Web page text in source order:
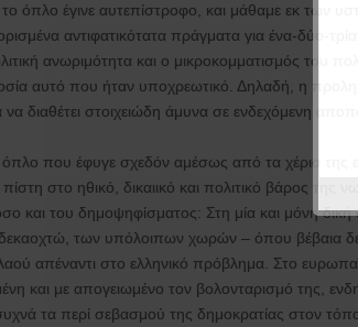
όπλο έγινε αυτεπίστροφο, και μάθαμε εκ των
αντιφατικότατα πράγματα για ένα-δύο-
ανωριμότητα και ο μικροκομματισμός του
αυτό που ήταν υποχρεωτικό. Δηλαδή, η
διαθέτει στοιχειώδη άμυνα σε ενδεχόμενη
που έφυγε σχεδόν αμέσως από τα χέρια της
στο ηθικό, δικαιικό και πολιτικό βάρος
και του δημοψηφίσματος: Στη μία και μόνη
δεκαοχτώ, των υπόλοιπων χωρών – όπου βέβαια
απέναντι στο ελληνικό πρόβλημα. Στο
και με απογειωμένο τον βολονταρισμό της,
τα περί σεβασμού της δημοκρατίας στον